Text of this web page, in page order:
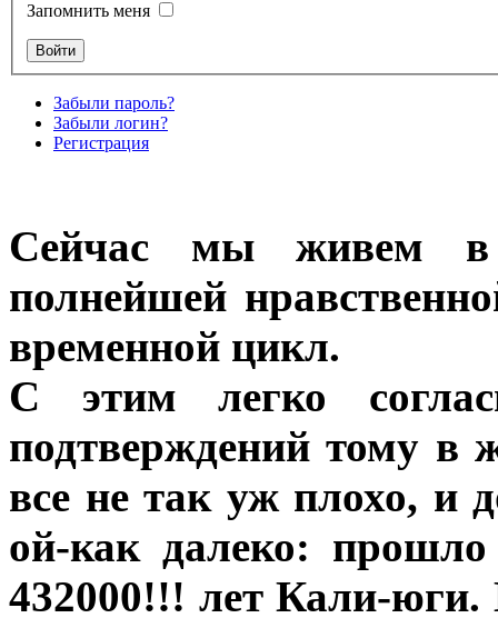
Запомнить меня
Забыли пароль?
Забыли логин?
Регистрация
Сейчас мы живем в
полнейшей
временной цикл.
С этим легко
подтверждений тому в
все не так уж плохо, и
ой-как далеко:
432000!!! лет Кали-